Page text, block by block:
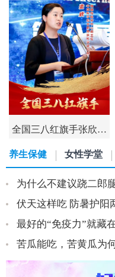
全国三八红旗手张欣…
养生保健 女性学堂
为什么不建议跷二郎
伏天这样吃 防暑护阳
苦瓜能吃，苦黄瓜为